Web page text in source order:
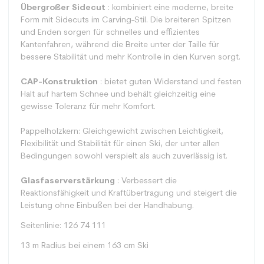
Übergroßer Sidecut : kombiniert eine moderne, breite
Form mit Sidecuts im Carving-Stil. Die breiteren Spitzen
und Enden sorgen für schnelles und effizientes
Kantenfahren, während die Breite unter der Taille für
bessere Stabilität und mehr Kontrolle in den Kurven sorgt.
CAP-Konstruktion : bietet guten Widerstand und festen
Halt auf hartem Schnee und behält gleichzeitig eine
gewisse Toleranz für mehr Komfort.
Pappelholzkern: Gleichgewicht zwischen Leichtigkeit,
Flexibilität und Stabilität für einen Ski, der unter allen
Bedingungen sowohl verspielt als auch zuverlässig ist.
Glasfaserverstärkung : Verbessert die
Reaktionsfähigkeit und Kraftübertragung und steigert die
Leistung ohne Einbußen bei der Handhabung.
Seitenlinie: 126 74 111
13 m Radius bei einem 163 cm Ski